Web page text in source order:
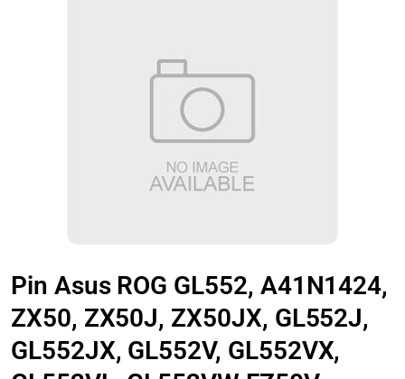
Pin Asus ROG GL552, A41N1424,
ZX50, ZX50J, ZX50JX, GL552J,
GL552JX, GL552V, GL552VX,